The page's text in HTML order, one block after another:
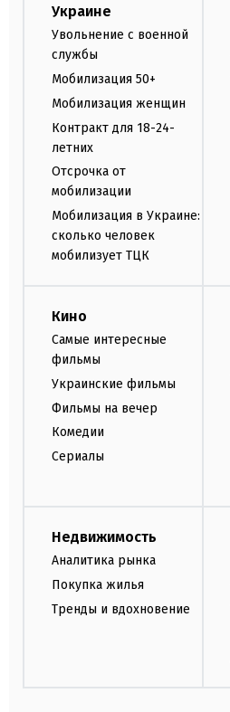
Украине
Увольнение с военной
службы
Мобилизация 50+
Мобилизация женщин
Контракт для 18-24-
летних
Отсрочка от
мобилизации
Мобилизация в Украине:
сколько человек
мобилизует ТЦК
Кино
Самые интересные
фильмы
Украинские фильмы
Фильмы на вечер
Комедии
Сериалы
Недвижимость
Аналитика рынка
Покупка жилья
Тренды и вдохновение